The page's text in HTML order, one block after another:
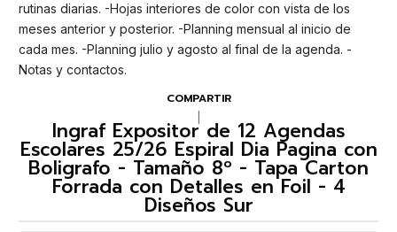
rutinas diarias. -Hojas interiores de color con vista de los
meses anterior y posterior. -Planning mensual al inicio de
cada mes. -Planning julio y agosto al final de la agenda. -
Notas y contactos.
COMPARTIR
Ingraf Expositor de 12 Agendas
Escolares 25/26 Espiral Dia Pagina con
Boligrafo - Tamaño 8º - Tapa Carton
Forrada con Detalles en Foil - 4
Diseños Sur